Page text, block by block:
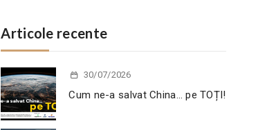
Articole recente
30/07/2026
Cum ne-a salvat China… pe TOȚI!